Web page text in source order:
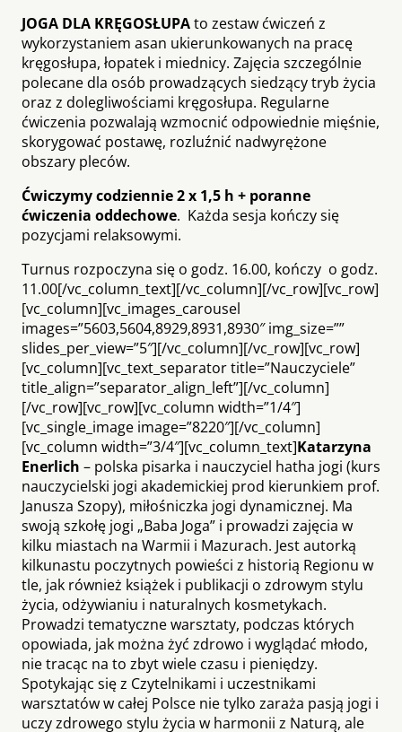
JOGA DLA KRĘGOSŁUPAto zestaw ćwiczeń z
wykorzystaniem asan ukierunkowanych na pracę
kręgosłupa, łopatek i miednicy. Zajęcia szczególnie
polecane dla osób prowadzących siedzący tryb życia
oraz z dolegliwościami kręgosłupa. Regularne
ćwiczenia pozwalają wzmocnić odpowiednie mięśnie,
skorygować postawę, rozluźnić nadwyrężone
obszary pleców.
Ćwiczymy codziennie 2 x 1,5 h + poranne
ćwiczenia oddechowe. Każda sesja kończy się
pozycjami relaksowymi.
Turnus rozpoczyna się o godz. 16.00, kończy o godz.
11.00[/vc_column_text][/vc_column][/vc_row][vc_row]
[vc_column][vc_images_carousel
images=”5603,5604,8929,8931,8930″ img_size=””
slides_per_view=”5″][/vc_column][/vc_row][vc_row]
[vc_column][vc_text_separator title=”Nauczyciele”
title_align=”separator_align_left”][/vc_column]
[/vc_row][vc_row][vc_column width=”1/4″]
[vc_single_image image=”8220″][/vc_column]
[vc_column width=”3/4″][vc_column_text]Katarzyna
Enerlich – polska pisarka i nauczyciel hatha jogi (kurs
nauczycielski jogi akademickiej prod kierunkiem prof.
Janusza Szopy), miłośniczka jogi dynamicznej. Ma
swoją szkołę jogi „Baba Joga” i prowadzi zajęcia w
kilku miastach na Warmii i Mazurach. Jest autorką
kilkunastu poczytnych powieści z historią Regionu w
tle, jak również książek i publikacji o zdrowym stylu
życia, odżywianiu i naturalnych kosmetykach.
Prowadzi tematyczne warsztaty, podczas których
opowiada, jak można żyć zdrowo i wyglądać młodo,
nie tracąc na to zbyt wiele czasu i pieniędzy.
Spotykając się z Czytelnikami i uczestnikami
warsztatów w całej Polsce nie tylko zaraża pasją jogi i
uczy zdrowego stylu życia w harmonii z Naturą, ale